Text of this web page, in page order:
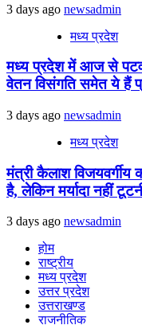
3 days ago newsadmin
मध्य प्रदेश
मध्य प्रदेश में आज से
वेतन विसंगति समेत ये हैं
3 days ago newsadmin
मध्य प्रदेश
मंत्री कैलाश विजयवर्गीय
है, लेकिन मर्यादा नहीं
3 days ago newsadmin
होम
राष्ट्रीय
मध्य प्रदेश
उत्तर प्रदेश
उत्तराखण्ड
राजनीतिक